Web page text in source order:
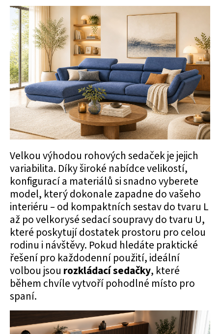
Velkou výhodou rohových sedaček je jejich
variabilita. Díky široké nabídce velikostí,
konfigurací a materiálů si snadno vyberete
model, který dokonale zapadne do vašeho
interiéru – od kompaktních sestav do tvaru L
až po velkorysé sedací soupravy do tvaru U,
které poskytují dostatek prostoru pro celou
rodinu i návštěvy. Pokud hledáte praktické
řešení pro každodenní použití, ideální
volbou jsou rozkládací sedačky, které
během chvíle vytvoří pohodlné místo pro
spaní.